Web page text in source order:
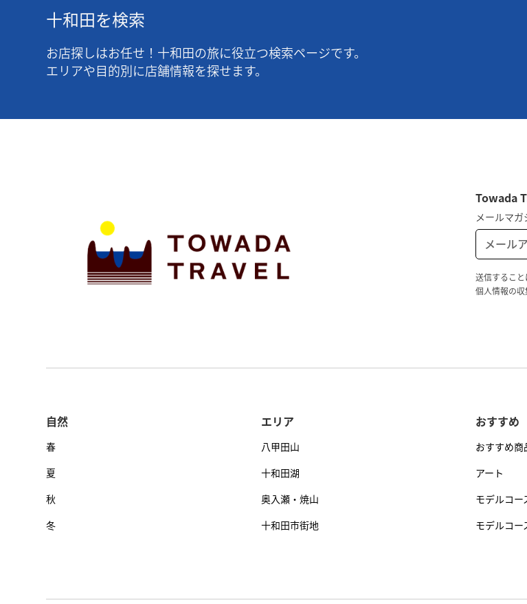
十和田を検索
お店探しはお任せ！十和田の旅に役立つ検索ページです。
エリアや目的別に店舗情報を探せます。
Towada
メールマ
送信するこ
個人情報の収
自然
春
夏
秋
冬
エリア
八甲田山
十和田湖
奥入瀬・焼山
十和田市街地
おすすめ
おすすめ商
アート
モデルコー
モデルコー